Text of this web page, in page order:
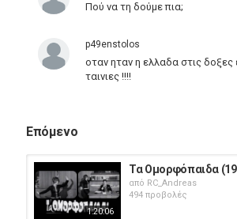
Πού να τη δούμε πια;
p49enstolos
οταν ηταν η ελλαδα στις δοξες
ταινιες !!!!
Επόμενο
1:20:06
Τα Ομορφόπαιδα
από RC_Andreas
494 προβολές